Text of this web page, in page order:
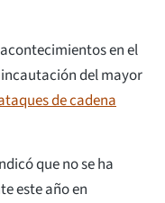
en el
del mayor
de cadena
que no se ha
este año en